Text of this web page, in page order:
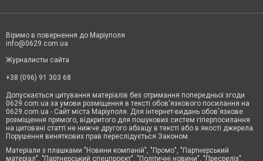
Віримо в повернення до Маріуполя
info@0629.com.ua
Журналисты сайта
+38 (096) 91 303 68
Допускається цитування матеріалів без отримання попередньої згоди
0629.com.ua за умови розміщення в тексті обов'язкового посилання на
0629.com.ua - Сайт міста Маріуполя. Для інтернет-видань обов'язкове
розміщення прямого, відкритого для пошукових систем гіперпосилання
на цитовані статті не нижче другого абзацу в тексті або в якості джерела.
Порушення виняткових прав переслідується Законом.
Матеріали з плашками "Новини компаній", "Промо", "Партнерський
матеріал", "Партнерський спецпроєкт", "Політичні новини", "Пресреліз",